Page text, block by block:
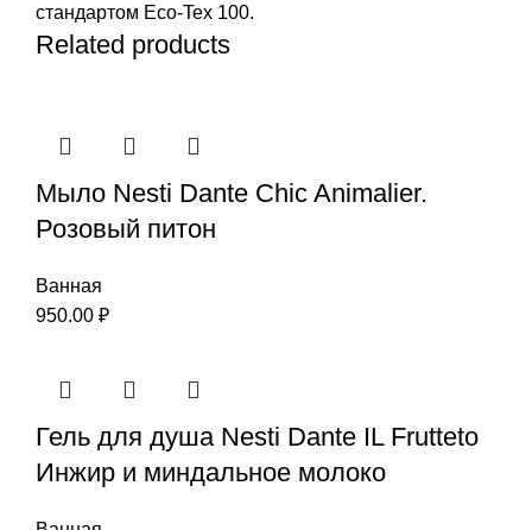
стандартом Eco-Tex 100.
Related products
Мыло Nesti Dante Chic Animalier.
Розовый питон
Ванная
950.00 ₽
Гель для душа Nesti Dante IL Frutteto
Инжир и миндальное молоко